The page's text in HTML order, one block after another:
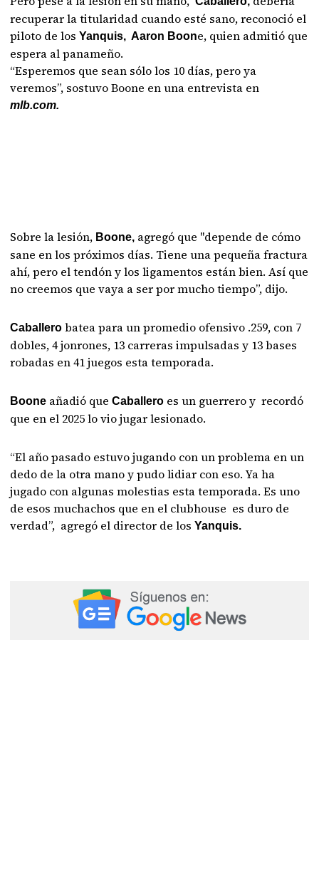
recuperar la titularidad cuando esté sano, reconoció el
piloto de losYanquis, Aaron Boone, quien admitió que
espera al panameño.
“Esperemos que sean sólo los 10 días, pero ya
veremos”, sostuvo Boone en una entrevista en
mlb.com.
Sobre la lesión, Boone, agregó que "depende de cómo
sane en los próximos días. Tiene una pequeña fractura
ahí, pero el tendón y los ligamentos están bien. Así que
no creemos que vaya a ser por mucho tiempo”, dijo.
Caballero batea para un promedio ofensivo .259, con 7
dobles, 4 jonrones, 13 carreras impulsadas y 13 bases
robadas en 41 juegos esta temporada.
Boone añadió queCaballero es un guerrero y recordó
que en el 2025 lo vio jugar lesionado.
“El año pasado estuvo jugando con un problema en un
dedo de la otra mano y pudo lidiar con eso. Ya ha
jugado con algunas molestias esta temporada. Es uno
de esos muchachos que en el clubhouse es duro de
verdad”, agregó el director de losYanquis.